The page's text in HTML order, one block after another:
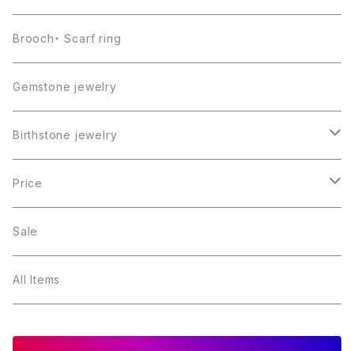
Brooch・ Scarf ring
Gemstone jewelry
Birthstone jewelry
１月・ガーネット
２月・アメジスト
３月・アクアマリン
Price
～5000円
～10000円
Sale
All Items